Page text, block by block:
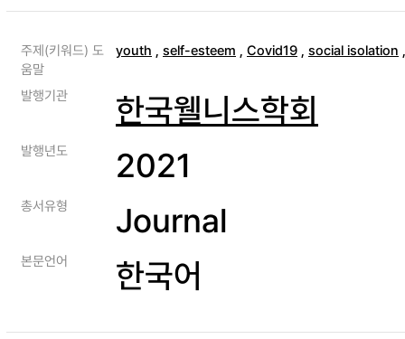
주제(키워드) 도
움말
youth , self-esteem , Covid19 , social isolation
발행기관 한국웰니스학회
발행년도 2021
총서유형 Journal
본문언어 한국어